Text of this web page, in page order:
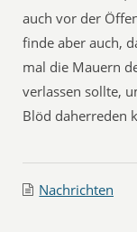
auch vor der
finde aber auch,
mal die Mauern
verlassen sollte,
Blöd daherreden
Nachrichten